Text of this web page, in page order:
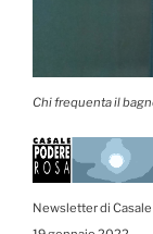
Chi frequenta il
Newsletter di